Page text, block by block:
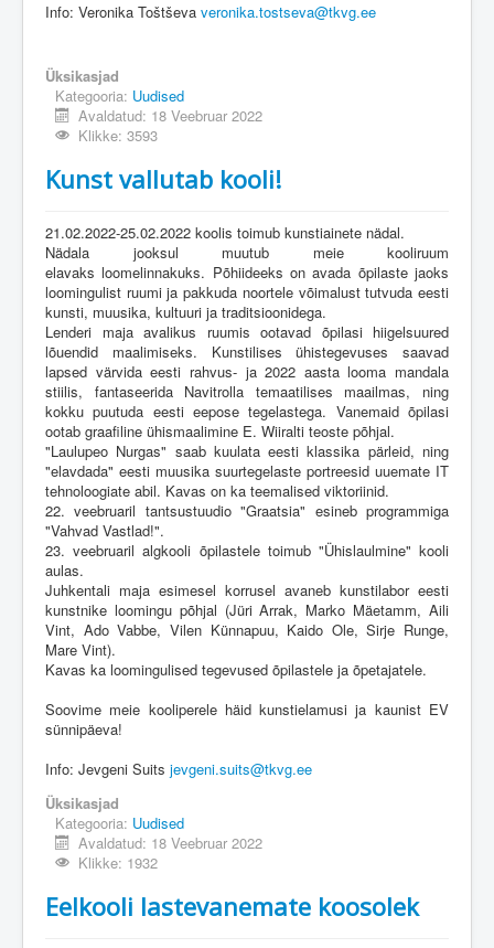
Info: Veronika Toštševa veronika.tostseva@tkvg.ee
Üksikasjad
Kategooria: Uudised
Avaldatud: 18 Veebruar 2022
Klikke: 3593
Kunst vallutab kooli!
21.02.2022-25.02.2022 koolis toimub kunstiainete nädal.
Nädala jooksul muutub meie kooliruum
elavaks loomelinnakuks. Põhiideeks on avada õpilaste jaoks
loomingulist ruumi ja pakkuda noortele võimalust tutvuda eesti
kunsti, muusika, kultuuri ja traditsioonidega.
Lenderi maja avalikus ruumis ootavad õpilasi hiigelsuured
lõuendid maalimiseks. Kunstilises ühistegevuses saavad
lapsed värvida eesti rahvus- ja 2022 aasta looma mandala
stiilis, fantaseerida Navitrolla temaatilises maailmas, ning
kokku puutuda eesti eepose tegelastega. Vanemaid õpilasi
ootab graafiline ühismaalimine E. Wiiralti teoste põhjal.
"Laulupeo Nurgas" saab kuulata eesti klassika pärleid, ning
"elavdada" eesti muusika suurtegelaste portreesid uuemate IT
tehnoloogiate abil. Kavas on ka teemalised viktoriinid.
22. veebruaril tantsustuudio "Graatsia" esineb programmiga
"Vahvad Vastlad!".
23. veebruaril algkooli õpilastele toimub "Ühislaulmine" kooli
aulas.
Juhkentali maja esimesel korrusel avaneb kunstilabor eesti
kunstnike loomingu põhjal (Jüri Arrak, Marko Mäetamm, Aili
Vint, Ado Vabbe, Vilen Künnapuu, Kaido Ole, Sirje Runge,
Mare Vint).
Kavas ka loomingulised tegevused õpilastele ja õpetajatele.
Soovime meie kooliperele häid kunstielamusi ja kaunist EV
sünnipäeva!
Info: Jevgeni Suits jevgeni.suits@tkvg.ee
Üksikasjad
Kategooria: Uudised
Avaldatud: 18 Veebruar 2022
Klikke: 1932
Eelkooli lastevanemate koosolek